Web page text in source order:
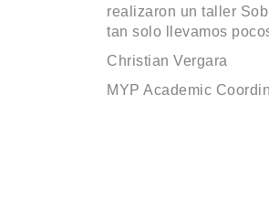
realizaron un taller
tan solo llevamos
Christian Vergara
MYP Academic